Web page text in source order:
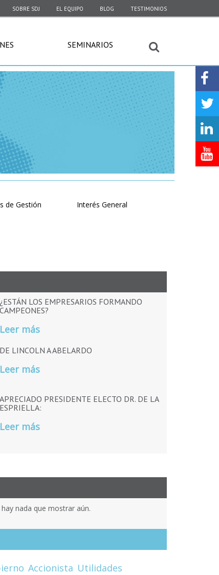
SOBRE SDJ EL EQUIPO BLOG TESTIMONIOS
SEMINARIOS
de Gestión Interés General
¿ESTÁN LOS EMPRESARIOS FORMANDO
CAMPEONES?
Leer más
DE LINCOLN A ABELARDO
Leer más
APRECIADO PRESIDENTE ELECTO DR. DE LA
ESPRIELLA:
Leer más
nada que mostrar aún.
Accionista Utilidades